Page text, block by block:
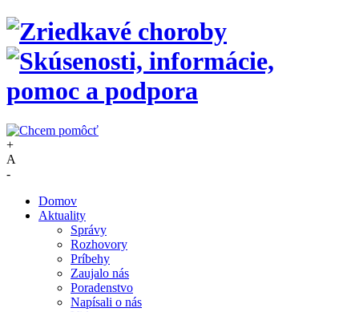
+
A
-
Domov
Aktuality
Správy
Rozhovory
Príbehy
Zaujalo nás
Poradenstvo
Napísali o nás